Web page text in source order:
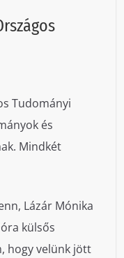
Tudományi
és
Mindkét
Lázár Mónika
külsős
hogy velünk jött